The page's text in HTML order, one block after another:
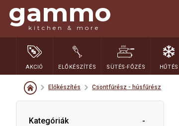
gammo
kitchen & more
AKCIÓ ELŐKÉSZÍTÉS SÜTÉS-FŐZÉS HŰTÉS
Előkészítés Csontfűrész - húsfűrész
Kategóriák